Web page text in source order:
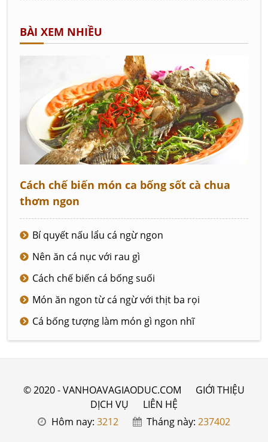
BÀI XEM NHIỀU
Cách chế biến món ca bống sốt cà chua
thơm ngon
Bí quyết nấu lẩu cá ngừ ngon
Nên ăn cá nục với rau gì
Cách chế biến cá bống suối
Món ăn ngon từ cá ngừ với thịt ba rọi
Cá bống tượng làm món gì ngon nhĩ
© 2020 - VANHOAVAGIAODUC.COM
GIỚI THIỆU
DỊCH VỤ
LIÊN HỆ
Hôm nay: 3212 Tháng này:237402